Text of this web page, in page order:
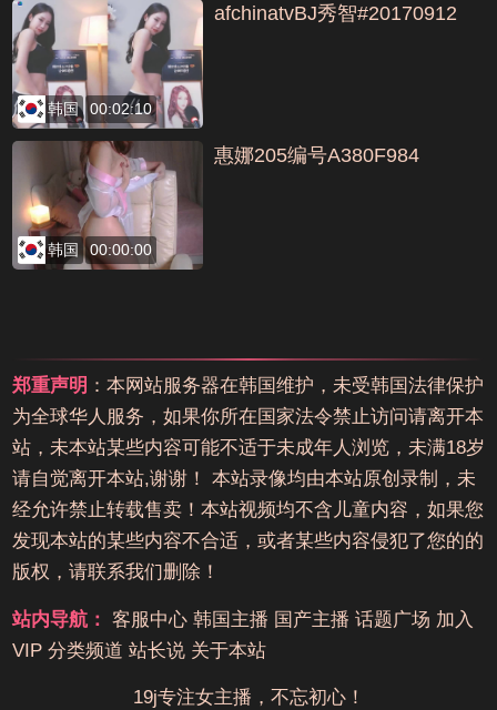
韩国 00:02:10
afchinatvBJ秀智#20170912
韩国 00:00:00
惠娜205编号A380F984
郑重声明 ：本网站服务器在韩国维护，未受韩国法律保护
为全球华人服务，如果你所在国家法令禁止访问请离开本
站，未本站某些内容可能不适于未成年人浏览，未满18岁
请自觉离开本站,谢谢！ 本站录像均由本站原创录制，未
经允许禁止转载售卖！本站视频均不含儿童内容，如果您
发现本站的某些内容不合适，或者某些内容侵犯了您的的
版权，请联系我们删除！
站内导航： 客服中心 韩国主播 国产主播 话题广场 加入
VIP 分类频道 站长说 关于本站
19j专注女主播，不忘初心！